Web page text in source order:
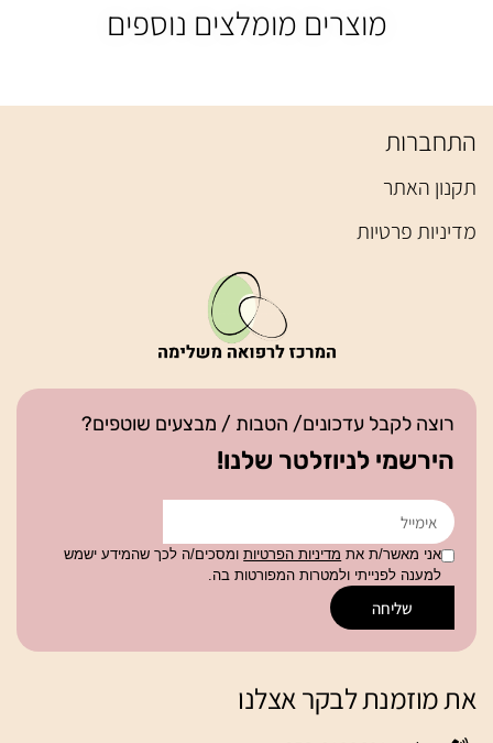
מוצרים מומלצים נוספים
התחברות
תקנון האתר
מדיניות פרטיות
רוצה לקבל עדכונים/ הטבות / מבצעים שוטפים?
הירשמי לניוזלטר שלנו!
אני מאשר/ת את מדיניות הפרטיותומסכים/ה לכך שהמידע ישמש
למענה לפנייתי ולמטרות המפורטות בה.
שליחה
את מוזמנת לבקר אצלנו